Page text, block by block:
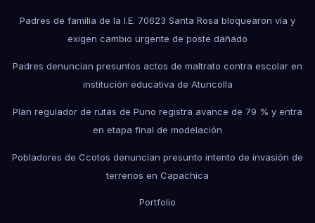
Padres de familia de la I.E. 70623 Santa Rosa bloquearon vía y
exigen cambio urgente de poste dañado
Padres denuncian presuntos actos de maltrato contra escolar en
institución educativa de Atuncolla
Plan regulador de rutas de Puno registra avance de 79 % y entra
en etapa final de modelación
Pobladores de Ccotos denuncian presunto intento de invasión de
terrenos en Capachica
Portfolio